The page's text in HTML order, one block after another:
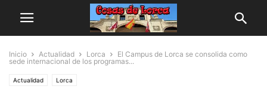
Inicio Actualidad Lorca
El Campus de Lorca se consolida como
sede internacional de los programas...
Actualidad Lorca